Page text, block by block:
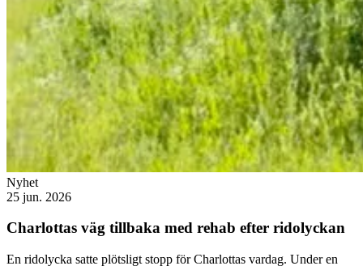
Nyhet
25 jun. 2026
Charlottas väg tillbaka med rehab efter ridolyckan
En ridolycka satte plötsligt stopp för Charlottas vardag. Under en